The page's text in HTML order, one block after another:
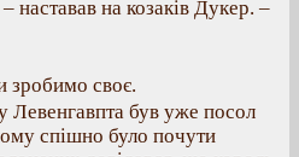
наставав на козаків Дукер. –
зробимо своє.
Левенгавпта був уже посол
спішно було почути